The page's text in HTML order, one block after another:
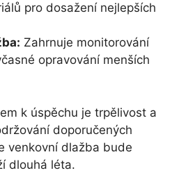
pro dosažení nejlepších
Zahrnuje monitorování
opravování menších
k úspěchu je trpělivost a
doporučených
venkovní dlažba bude
dlouhá léta.